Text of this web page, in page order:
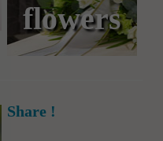
flowers
Share !